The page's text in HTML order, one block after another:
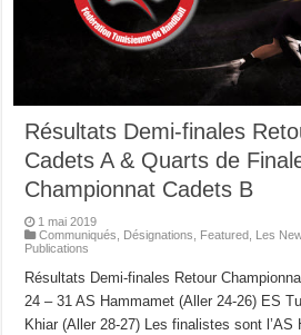
Résultats Demi-finales
Cadets A & Quarts de
Championnat Cadets B
1 mai 2019
Communiqués
Désignations Featured Les
Publications
Résultats Demi-finales Retour
24 – 31 AS Hammamet (Aller 24-26) ES
Khiar (Aller 28-27) Les finalistes sont l’AS